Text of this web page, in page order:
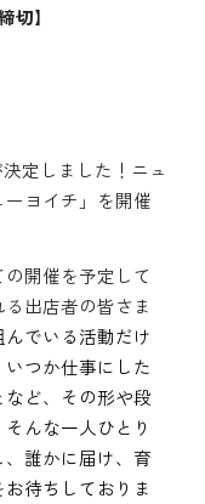
切】
定しました！ニュ
ヨイチ」を開催
開催を予定して
出店者の皆さま
でいる活動だけ
つか仕事にした
ど、その形や段
んな一人ひとり
誰かに届け、育
待ちしておりま